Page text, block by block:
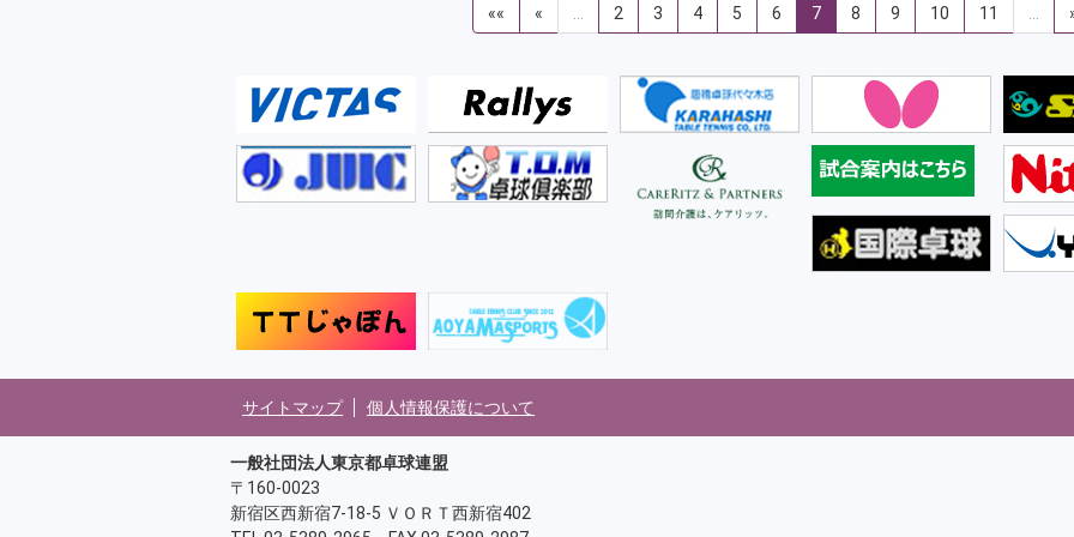
«« « … 2 3 4 5 6 7 8 9 10 11 …
サイトマップ 個人情報保護について
一般社団法人東京都卓球連盟
〒160-0023
新宿区西新宿7-18-5 ＶＯＲＴ西新宿402